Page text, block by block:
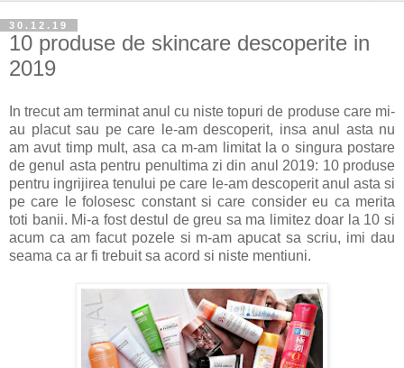
30.12.19
10 produse de skincare descoperite in
2019
In trecut am terminat anul cu niste topuri de produse care mi-
au placut sau pe care le-am descoperit, insa anul asta nu
am avut timp mult, asa ca m-am limitat la o singura postare
de genul asta pentru penultima zi din anul 2019: 10 produse
pentru ingrijirea tenului pe care le-am descoperit anul asta si
pe care le folosesc constant si care consider eu ca merita
toti banii. Mi-a fost destul de greu sa ma limitez doar la 10 si
acum ca am facut pozele si m-am apucat sa scriu, imi dau
seama ca ar fi trebuit sa acord si niste mentiuni.